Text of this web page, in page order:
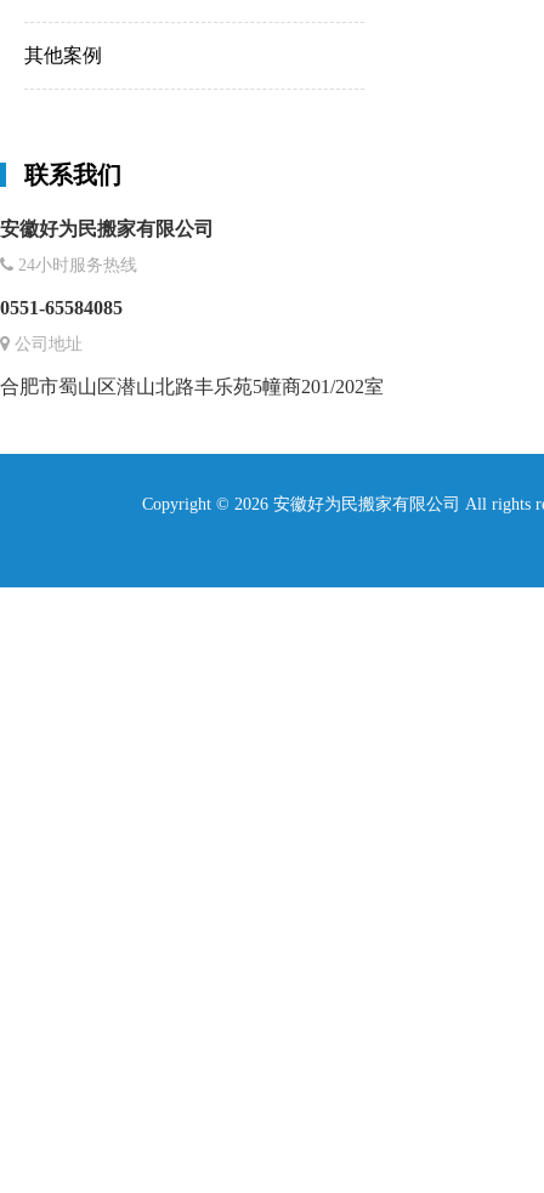
其他案例
联系我们
安徽好为民搬家有限公司
24小时服务热线
0551-65584085
公司地址
合肥市蜀山区潜山北路丰乐苑5幢商201/202室
Copyright © 2026 安徽好为民搬家有限公司 All rights